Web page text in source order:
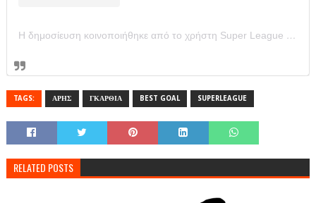
Η δημοσίευση κοινοποιήθηκε από το χρήστη Super League Greece (@super_league_gr)
TAGS: ΑΡΗΣ ΓΚΑΡΘΙΑ BEST GOAL SUPERLEAGUE
RELATED POSTS